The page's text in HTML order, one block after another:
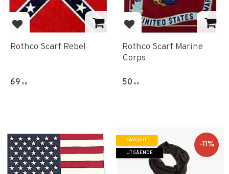
Lägg till i favoriter
Rothco Scarf Rebel
69 KR
Lägg till i favoriter
Rothco Scarf Marine
Corps
50 KR
11%
FAVORIT
UTGÅENDE